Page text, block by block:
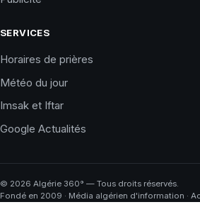
SERVICES
Horaires de prières
Météo du jour
Imsak et Iftar
Google Actualités
© 2026 Algérie 360° — Tous droits réservés.
Fondé en 2009 · Média algérien d'information ·